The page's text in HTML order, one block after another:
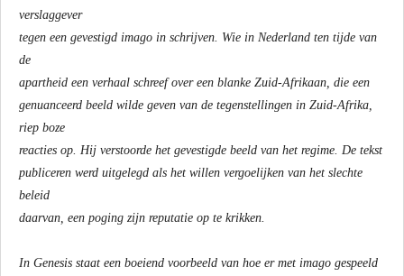
verslaggever
tegen een gevestigd imago in schrijven. Wie in Nederland ten tijde van
de
apartheid een verhaal schreef over een blanke Zuid-Afrikaan, die een
genuanceerd beeld wilde geven van de tegenstellingen in Zuid-Afrika,
riep boze
reacties op. Hij verstoorde het gevestigde beeld van het regime. De tekst
publiceren werd uitgelegd als het willen vergoelijken van het slechte
beleid
daarvan, een poging zijn reputatie op te krikken.
In Genesis staat een boeiend voorbeeld van hoe er met imago gespeeld